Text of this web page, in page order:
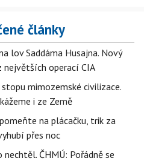
články
lov Saddáma Husajna. Nový
největších operací CIA
mimozemské civilizace.
i ze Země
na plácačku, trik za
přes noc
ČHMÚ: Pořádně se